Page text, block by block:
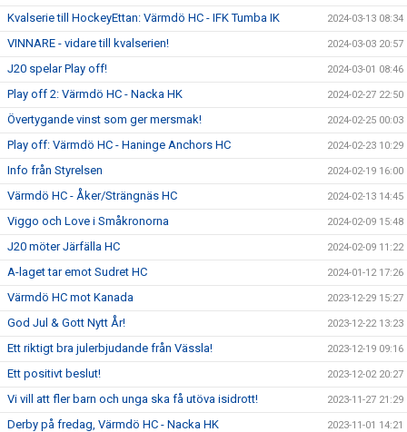
Kvalserie till HockeyEttan: Värmdö HC - IFK Tumba IK 2024-03-13 08:34
VINNARE - vidare till kvalserien! 2024-03-03 20:57
J20 spelar Play off! 2024-03-01 08:46
Play off 2: Värmdö HC - Nacka HK 2024-02-27 22:50
Övertygande vinst som ger mersmak! 2024-02-25 00:03
Play off: Värmdö HC - Haninge Anchors HC 2024-02-23 10:29
Info från Styrelsen 2024-02-19 16:00
Värmdö HC - Åker/Strängnäs HC 2024-02-13 14:45
Viggo och Love i Småkronorna 2024-02-09 15:48
J20 möter Järfälla HC 2024-02-09 11:22
A-laget tar emot Sudret HC 2024-01-12 17:26
Värmdö HC mot Kanada 2023-12-29 15:27
God Jul & Gott Nytt År! 2023-12-22 13:23
Ett riktigt bra julerbjudande från Vässla! 2023-12-19 09:16
Ett positivt beslut! 2023-12-02 20:27
Vi vill att fler barn och unga ska få utöva isidrott! 2023-11-27 21:29
Derby på fredag, Värmdö HC - Nacka HK 2023-11-01 14:21